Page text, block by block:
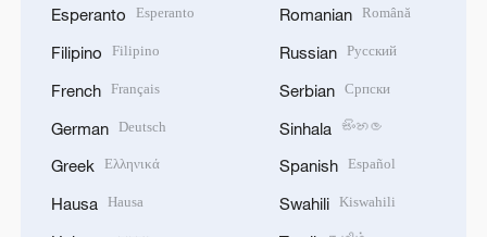
Esperanto Esperanto
Filipino Filipino
French Français
German Deutsch
Greek Ελληνικά
Hausa Hausa
Romanian Română
Russian Русский
Serbian Српски
Sinhala සිංහල
Spanish Español
Swahili Kiswahili